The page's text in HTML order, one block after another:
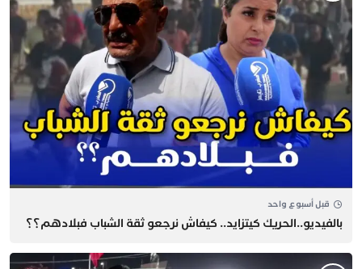
قبل أسبوع واحد
بالفيديو..الحريك كيتزايد.. كيفاش نرجعو ثقة الشباب فبلادهم؟؟